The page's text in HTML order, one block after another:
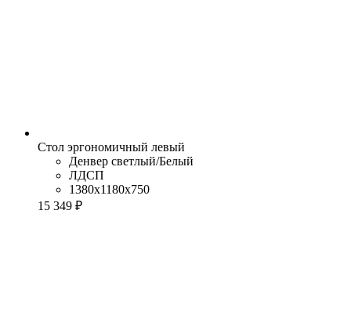
Стол эргономичный левый
Денвер светлый/Белый
ЛДСП
1380x1180x750
15 349 ₽